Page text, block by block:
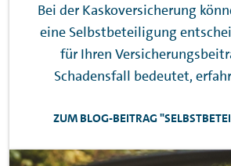
Bei der Kaskoversicherung
eine Selbstbeteiligung
für Ihren
Schadensfall bedeutet,
ZUM BLOG-BEITRAG